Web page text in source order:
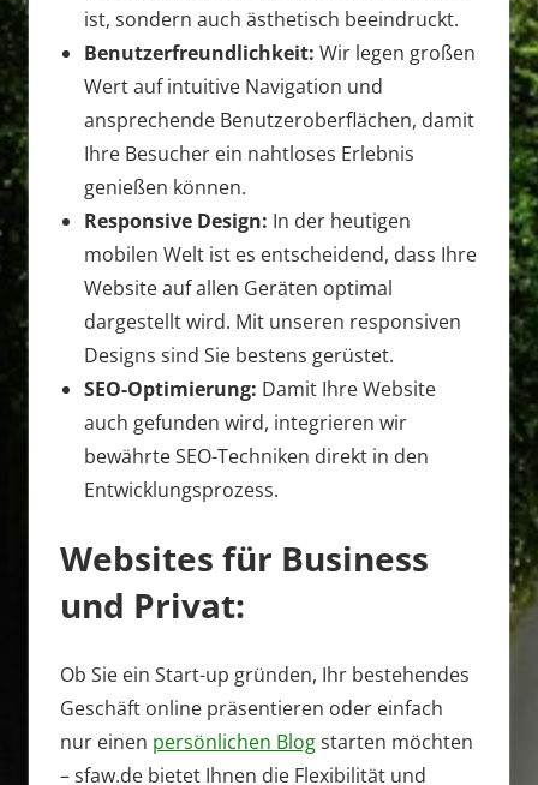
ist, sondern auch ästhetisch beeindruckt.
Benutzerfreundlichkeit: Wir legen großen
Wert auf intuitive Navigation und
ansprechende Benutzeroberflächen, damit
Ihre Besucher ein nahtloses Erlebnis
genießen können.
Responsive Design: In der heutigen
mobilen Welt ist es entscheidend, dass Ihre
Website auf allen Geräten optimal
dargestellt wird. Mit unseren responsiven
Designs sind Sie bestens gerüstet.
SEO-Optimierung: Damit Ihre Website
auch gefunden wird, integrieren wir
bewährte SEO-Techniken direkt in den
Entwicklungsprozess.
Websites für Business
und Privat:
Ob Sie ein Start-up gründen, Ihr bestehendes
Geschäft online präsentieren oder einfach
nur einen persönlichen Blogstarten möchten
– sfaw.de bietet Ihnen die Flexibilität und